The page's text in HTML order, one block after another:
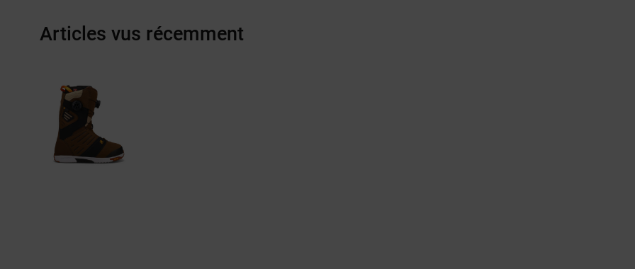
Articles vus récemment